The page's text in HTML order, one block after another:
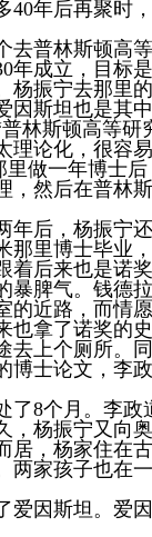
40年后再聚时
去普林斯顿高
年成立，目标
杨振宁去那里
因斯坦也是其
林斯顿高等
理论化，很容
里做一年博士
，然后在普林
年后，杨振宁
那里博士毕业
着后来也是诺
暴脾气。钱德
的近路，而情
也拿了诺奖的
去上个厕所。
博士论文，李
了8个月。李
，杨振宁又向
居，杨家住在
两家孩子也在
爱因斯坦。爱